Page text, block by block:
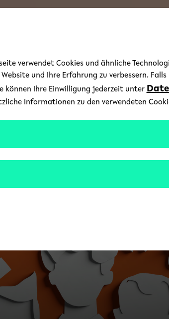
verwendet Cookies und ähnliche
Website und Ihre Erfahrung zu verbessern.
können Ihre Einwilligung jederzeit unter
Informationen zu den verwendeten